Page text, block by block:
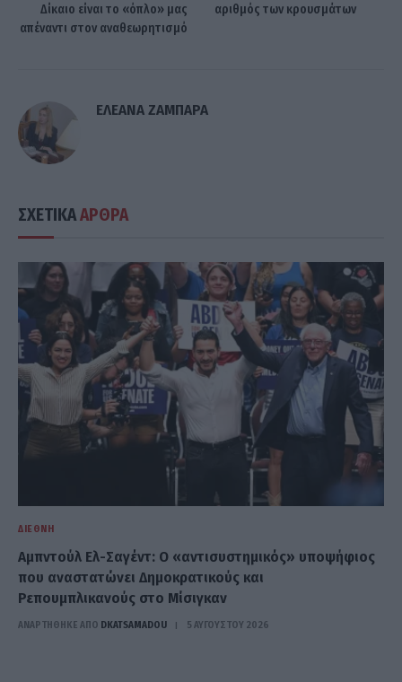
Δίκαιο είναι το «όπλο» μας
απέναντι στον αναθεωρητισμό
αριθμός των κρουσμάτων
ΕΛΕΑΝΑ ΖΑΜΠΑΡΑ
ΣΧΕΤΙΚΑΑΡΘΡΑ
ΔΙΕΘΝΉ
Αμπντούλ Ελ-Σαγέντ: Ο «αντισυστημικός» υποψήφιος
που αναστατώνει Δημοκρατικούς και
Ρεπουμπλικανούς στο Μίσιγκαν
ΑΝΑΡΤΗΘΗΚΕ ΑΠΟ DKATSAMADOU 5 ΑΥΓΟΎΣΤΟΥ 2026